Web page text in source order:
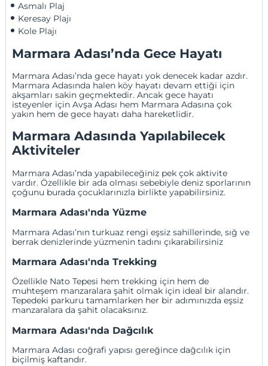
Asmalı Plaj
Keresay Plajı
Kole Plajı
Marmara Adası’nda Gece Hayatı
Marmara Adası’nda gece hayatı yok denecek kadar azdır.
Marmara Adasında halen köy hayatı devam ettiği için
akşamları sakin geçmektedir. Ancak gece hayatı
isteyenler için Avşa Adası hem Marmara Adasına çok
yakın hem de gece hayatı daha hareketlidir.
Marmara Adasında Yapılabilecek
Aktiviteler
Marmara Adası’nda yapabileceğiniz pek çok aktivite
vardır. Özellikle bir ada olması sebebiyle deniz sporlarının
çoğunu burada çocuklarınızla birlikte yapabilirsiniz.
Marmara Adası'nda Yüzme
Marmara Adası’nın turkuaz rengi eşsiz sahillerinde, sığ ve
berrak denizlerinde yüzmenin tadını çıkarabilirsiniz
Marmara Adası'nda Trekking
Özellikle Nato Tepesi hem trekking için hem de
muhteşem manzaralara şahit olmak için ideal bir alandır.
Tepedeki parkuru tamamlarken her bir adımınızda eşsiz
manzaralara da şahit olacaksınız.
Marmara Adası'nda Dağcılık
Marmara Adası coğrafi yapısı gereğince dağcılık için
biçilmiş kaftandır.